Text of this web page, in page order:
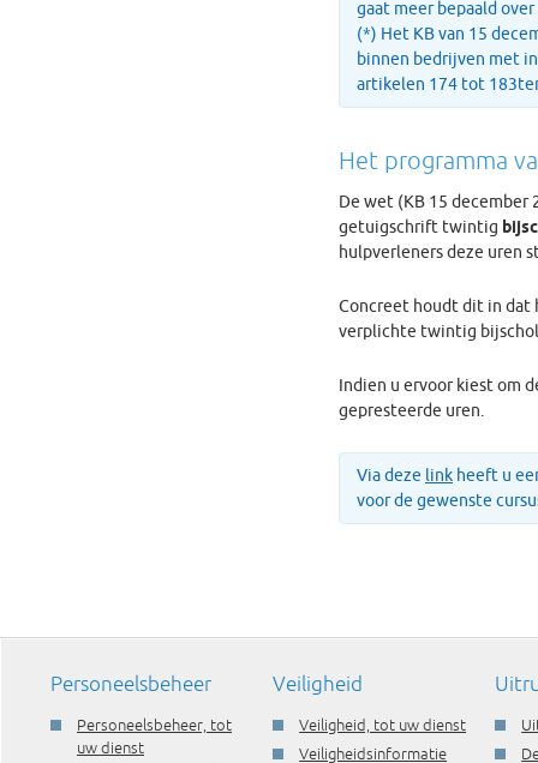
gaat meer bepaald
(*) Het KB van 15
binnen bedrijven met
artikelen 174 tot
Het programma
De wet (KB 15 december
getuigschrift twintig
hulpverleners deze uren
Concreet houdt dit in dat
verplichte twintig
Indien u ervoor kiest om
gepresteerde uren.
Via deze link heeft u
voor de gewenste
Personeelsbeheer
Personeelsbeheer, tot
uw dienst
Veiligheid
Veiligheid, tot uw dienst
Veiligheidsinformatie